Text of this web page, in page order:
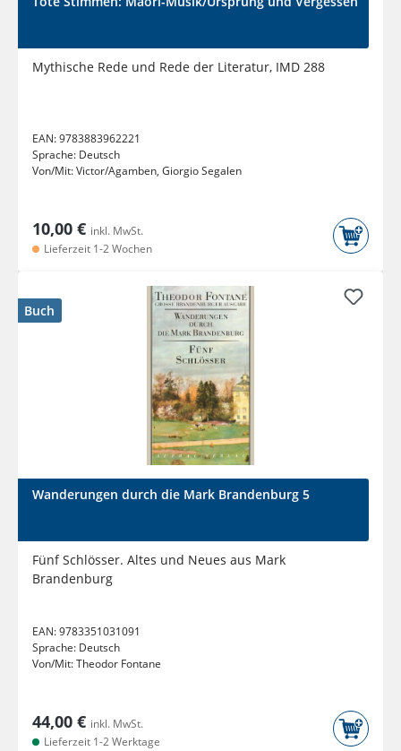
Mythische Rede und Rede der Literatur, IMD 288
EAN:9783883962221
Sprache: Deutsch
Von/Mit:Victor/Agamben, Giorgio Segalen
10,00 € inkl. MwSt.
Lieferzeit 1-2 Wochen
Buch
Wanderungen durch die Mark Brandenburg 5
Fünf Schlösser. Altes und Neues aus Mark
Brandenburg
EAN:9783351031091
Sprache: Deutsch
Von/Mit:Theodor Fontane
44,00 € inkl. MwSt.
Lieferzeit 1-2 Werktage